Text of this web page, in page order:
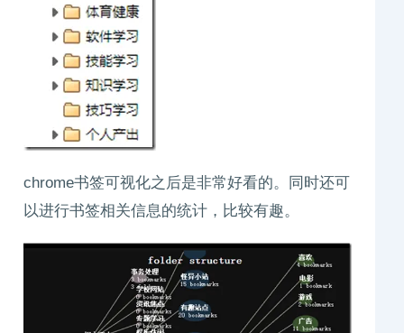
chrome书签可视化之后是非常好看的。同时还可
以进行书签相关信息的统计，比较有趣。